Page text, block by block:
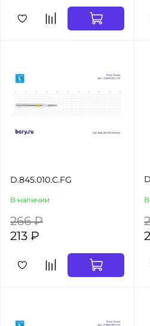
D.845.010.C.FG
В наличии
266 ₽
213 ₽